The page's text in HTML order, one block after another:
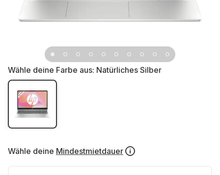
Wähle deine Farbe aus: Natürliches Silber
Wähle deine Mindestmietdauer